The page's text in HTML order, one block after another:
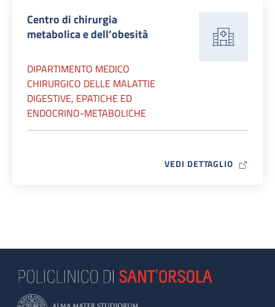
Centro di chirurgia
metabolica e dell’obesità
DIPARTIMENTO MEDICO
CHIRURGICO DELLE MALATTIE
DIGESTIVE, EPATICHE ED
ENDOCRINO-METABOLICHE
VEDI DETTAGLIO MAP ICON